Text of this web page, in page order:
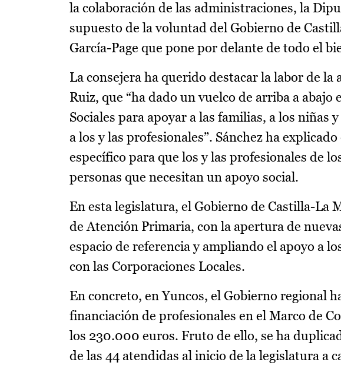
la colaboración de las administraciones, la
supuesto de la voluntad del Gobierno de
García-Page que pone por delante de todo el
La consejera ha querido destacar la labor de
Ruiz, que “ha dado un vuelco de arriba a
Sociales para apoyar a las familias, a los niñas
a los y las profesionales”. Sánchez ha
específico para que los y las profesionales de
personas que necesitan un apoyo social.
En esta legislatura, el Gobierno de Castilla-La
de Atención Primaria, con la apertura de
espacio de referencia y ampliando el apoyo a
con las Corporaciones Locales.
En concreto, en Yuncos, el Gobierno regional
financiación de profesionales en el Marco de
los 230.000 euros. Fruto de ello, se ha
de las 44 atendidas al inicio de la legislatura a